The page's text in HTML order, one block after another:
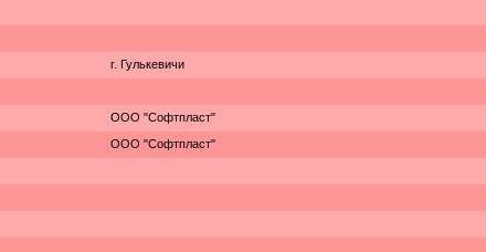
г. Гулькевичи
ООО "Софтпласт"
ООО "Софтпласт"